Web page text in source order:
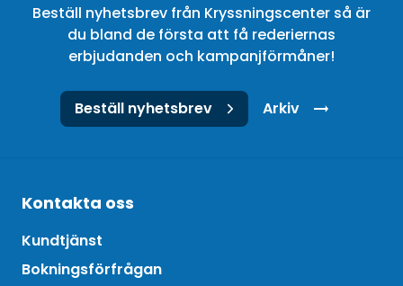
Beställ nyhetsbrev från Kryssningscenter så är
du bland de första att få rederiernas
erbjudanden och kampanjförmåner!
Beställ nyhetsbrev Arkiv
Kontakta oss
Kundtjänst
Bokningsförfrågan